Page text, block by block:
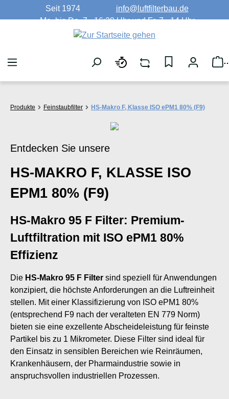
Zum Hauptinhalt springen
Seit 1974
info@luftfilterbau.de
Mo. bis Do. 7 - 16:30 Uhr und Fr. 7 - 14 Uhr
Produkte Feinstaubfilter HS-Makro F, Klasse ISO ePM1 80% (F9)
Entdecken Sie unsere
HS-MAKRO F, KLASSE ISO
EPM1 80% (F9)
HS-Makro 95 F Filter: Premium-
Luftfiltration mit ISO ePM1 80%
Effizienz
Die HS-Makro 95 F Filter sind speziell für Anwendungen
konzipiert, die höchste Anforderungen an die Luftreinheit
stellen. Mit einer Klassifizierung von ISO ePM1 80%
(entsprechend F9 nach der veralteten EN 779 Norm)
bieten sie eine exzellente Abscheideleistung für feinste
Partikel bis zu 1 Mikrometer. Diese Filter sind ideal für
den Einsatz in sensiblen Bereichen wie Reinräumen,
Krankenhäusern, der Pharmaindustrie sowie in
anspruchsvollen industriellen Prozessen.